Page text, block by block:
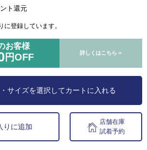
ト還元
に登録しています。
お客様
円OFF 詳しくはこちら >
サイズを選択してカートに入れる
りに追加
店舗在庫
試着予約